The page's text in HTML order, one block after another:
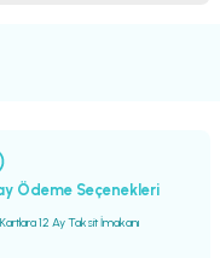
Ödeme Seçenekleri
12 Ay Taksit İmakanı